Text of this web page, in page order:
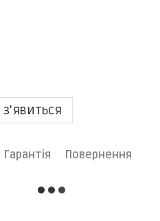
Гарантія Повернення